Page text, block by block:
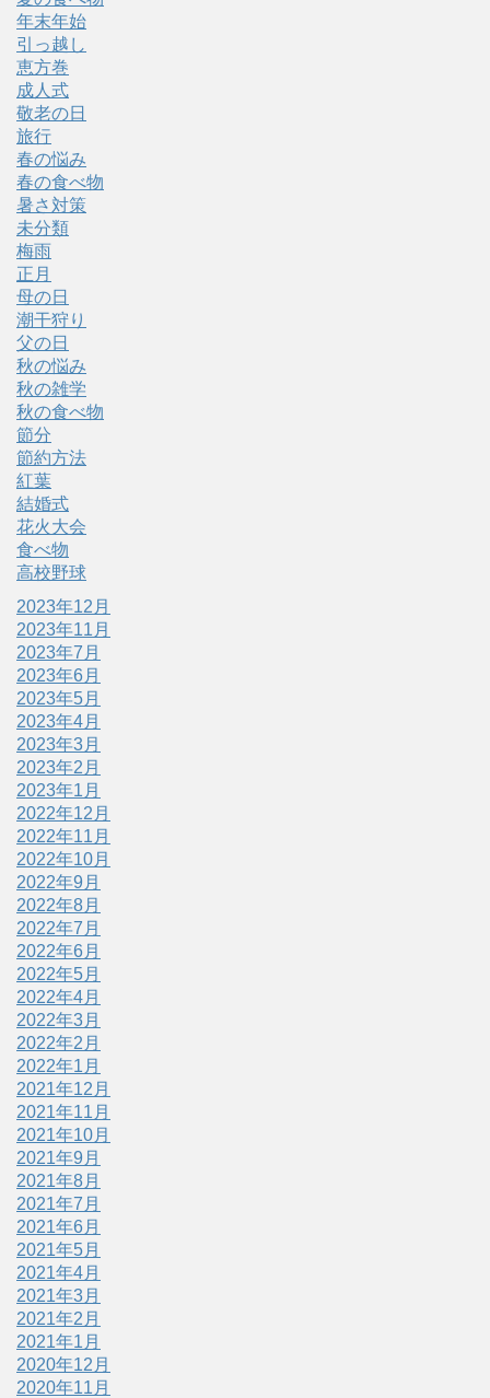
年末年始
引っ越し
恵方巻
成人式
敬老の日
旅行
春の悩み
春の食べ物
暑さ対策
未分類
梅雨
正月
母の日
潮干狩り
父の日
秋の悩み
秋の雑学
秋の食べ物
節分
節約方法
紅葉
結婚式
花火大会
食べ物
高校野球
2023年12月
2023年11月
2023年7月
2023年6月
2023年5月
2023年4月
2023年3月
2023年2月
2023年1月
2022年12月
2022年11月
2022年10月
2022年9月
2022年8月
2022年7月
2022年6月
2022年5月
2022年4月
2022年3月
2022年2月
2022年1月
2021年12月
2021年11月
2021年10月
2021年9月
2021年8月
2021年7月
2021年6月
2021年5月
2021年4月
2021年3月
2021年2月
2021年1月
2020年12月
2020年11月